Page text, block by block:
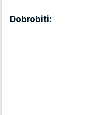
Dobrobiti: